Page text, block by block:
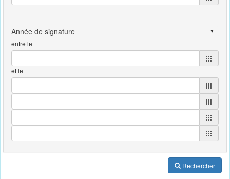
entre le
et le
Rechercher